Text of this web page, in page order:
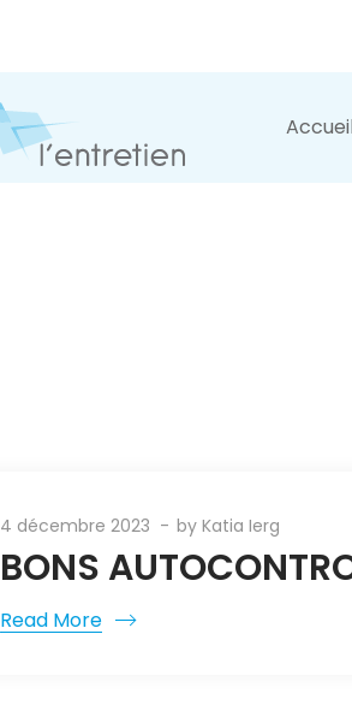
4 décembre 2023 by Katia Ierg
BONS
Read More